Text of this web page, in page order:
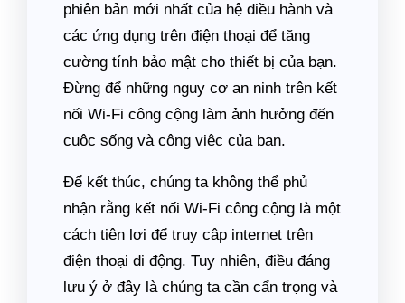
phiên bản mới nhất của hệ điều hành và
các ứng dụng trên điện thoại để tăng
cường tính bảo mật cho thiết bị của bạn.
Đừng để những nguy cơ an ninh trên kết
nối Wi-Fi công cộng làm ảnh hưởng đến
cuộc sống và công việc của bạn.
Để kết thúc, chúng ta không thể phủ
nhận rằng kết nối Wi-Fi công cộng là một
cách tiện lợi để truy cập internet trên
điện thoại di động. Tuy nhiên, điều đáng
lưu ý ở đây là chúng ta cần cẩn trọng và